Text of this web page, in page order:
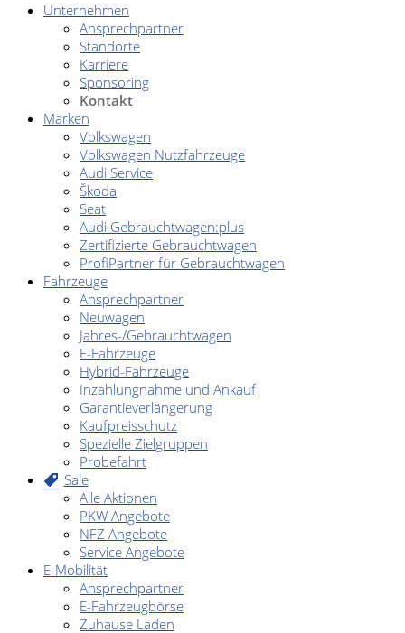
Unternehmen
Ansprechpartner
Standorte
Karriere
Sponsoring
Kontakt
Marken
Volkswagen
Volkswagen Nutzfahrzeuge
Audi Service
Škoda
Seat
Audi Gebrauchtwagen:plus
Zertifizierte Gebrauchtwagen
ProfiPartner für Gebrauchtwagen
Fahrzeuge
Ansprechpartner
Neuwagen
Jahres-/Gebrauchtwagen
E-Fahrzeuge
Hybrid-Fahrzeuge
Inzahlungnahme und Ankauf
Garantieverlängerung
Kaufpreisschutz
Spezielle Zielgruppen
Probefahrt
Sale
Alle Aktionen
PKW Angebote
NFZ Angebote
Service Angebote
E-Mobilität
Ansprechpartner
E-Fahrzeugbörse
Zuhause Laden